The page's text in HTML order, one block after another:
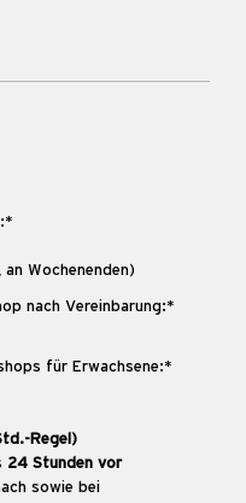
Wochenenden)
nach Vereinbarung:*
für Erwachsene:*
Regel)
24 Stunden vor
sowie bei